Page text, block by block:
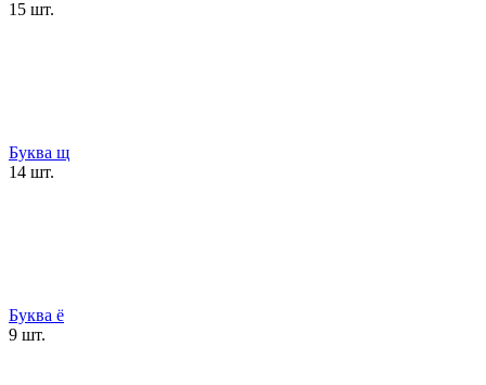
15 шт.
Буква щ
14 шт.
Буква ё
9 шт.